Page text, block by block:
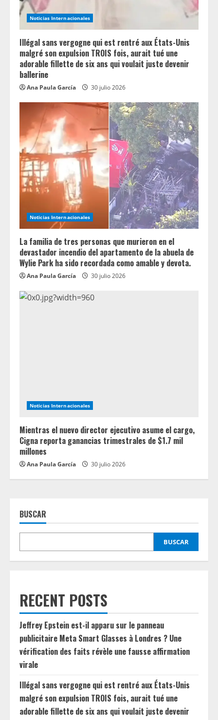
Noticias Internacionales
Illégal sans vergogne qui est rentré aux États-Unis
malgré son expulsion TROIS fois, aurait tué une
adorable fillette de six ans qui voulait juste devenir
ballerine
Ana Paula García 30 julio 2026
Noticias Internacionales
La familia de tres personas que murieron en el
devastador incendio del apartamento de la abuela de
Wylie Park ha sido recordada como amable y devota.
Ana Paula García 30 julio 2026
Noticias Internacionales
Mientras el nuevo director ejecutivo asume el cargo,
Cigna reporta ganancias trimestrales de $1.7 mil
millones
Ana Paula García 30 julio 2026
BUSCAR
BUSCAR
RECENT POSTS
Jeffrey Epstein est-il apparu sur le panneau
publicitaire Meta Smart Glasses à Londres ? Une
vérification des faits révèle une fausse affirmation
virale
Illégal sans vergogne qui est rentré aux États-Unis
malgré son expulsion TROIS fois, aurait tué une
adorable fillette de six ans qui voulait juste devenir